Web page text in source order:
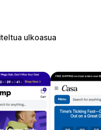
ulkoasua